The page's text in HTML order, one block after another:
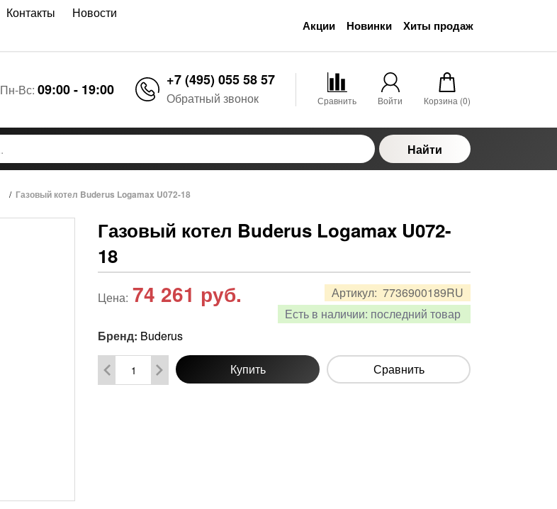
Контакты
Новости
Акции Новинки Хиты продаж
Пн-Вс: 09:00 - 19:00
+7 (495) 055 58 57
Обратный звонок Сравнить Войти Корзина (0)
Найти
/ Газовый котел Buderus Logamax U072-18
Газовый котел Buderus Logamax U072-
18
Артикул: 7736900189RU
Есть в наличии: последний товар
Цена: 74 261 руб.
Бренд: Buderus
Купить Сравнить